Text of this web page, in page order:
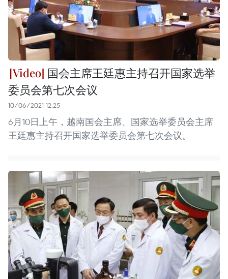
国会主席王廷惠主持召开国家选举
委员会第七次会议
10/06/2021 12:25
6月10日上午，越南国会主席、国家选举委员会主席
王廷惠主持召开国家选举委员会第七次会议。